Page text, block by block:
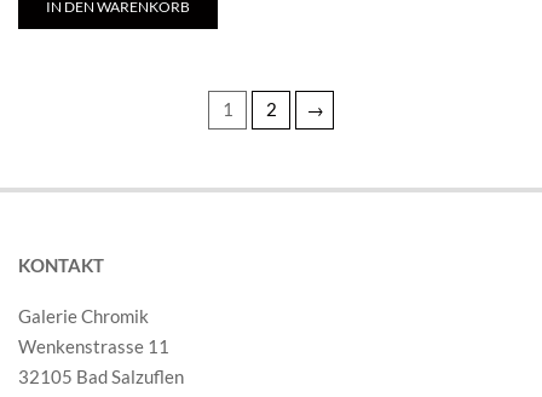
IN DEN WARENKORB
1 2 →
KONTAKT
Galerie Chromik
Wenkenstrasse 11
32105 Bad Salzuflen